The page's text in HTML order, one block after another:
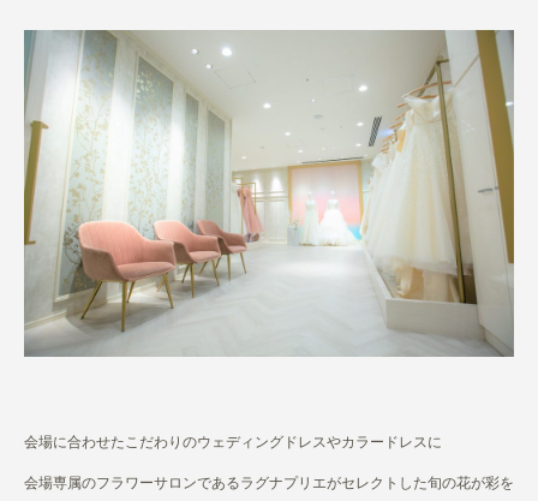
会場に合わせたこだわりのウェディングドレスやカラードレスに
会場専属のフラワーサロンであるラグナプリエがセレクトした旬の花が彩を